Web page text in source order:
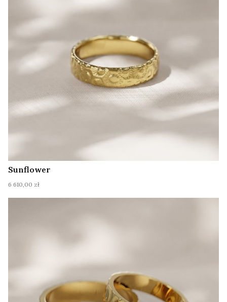
Sunflower
Cena
6 610,00 zł